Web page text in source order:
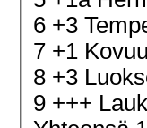
6 +3
7 +1
8 +3
9 +++